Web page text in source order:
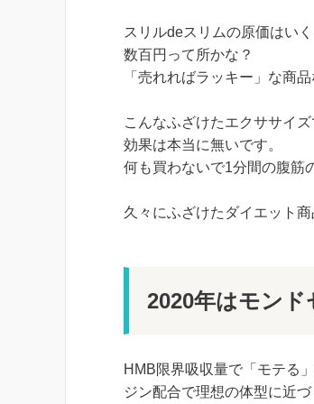
スリルdeスリムの原価はい
数百円って所かな？
「売れればラッキー」な商品
こんなふざけたエクササイ
効果は本当に無いです。
何も買わないで1分間の腹筋
久々にふざけたダイエット商
2020年はモンド
HMB限界吸収量で「モテる
ジン配合で理想の体型に近